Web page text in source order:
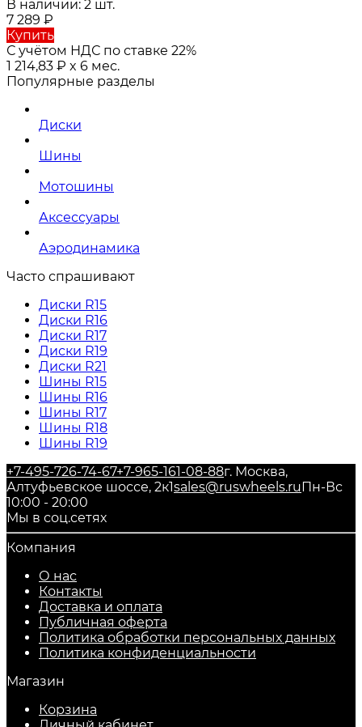
В наличии: 2 шт.
7 289 ₽
Купить
С учётом НДС по ставке 22%
1 214,83 ₽ x 6 мес.
Популярные разделы
Диски
Шины
Мотошины
Аксессуары
Аэродинамика
Часто спрашивают
Диски R15
Диски R16
Диски R17
Диски R19
Диски R21
Шины R15
Шины R16
Шины R17
Шины R18
Шины R19
+7-495-726-74-67+7-965-161-08-88г. Москва,
Алтуфьевское шоссе, 2к1sales@ruswheels.ru Пн-Вс
10:00 - 20:00
Мы в соц.сетях
Компания
О нас
Контакты
Доставка и оплата
Публичная оферта
Политика обработки персональных данных
​Политика конфиденциальности
Магазин
Корзина